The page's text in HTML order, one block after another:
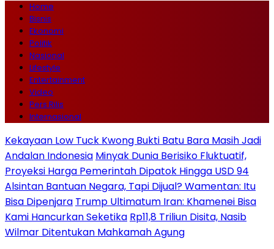
Home
Bisnis
Ekonomi
Politik
Nasional
Lifestyle
Entertainment
Video
Pers Rilis
Internasional
Kekayaan Low Tuck Kwong Bukti Batu Bara Masih Jadi
Andalan Indonesia Minyak Dunia Berisiko Fluktuatif,
Proyeksi Harga Pemerintah Dipatok Hingga USD 94
Alsintan Bantuan Negara, Tapi Dijual? Wamentan: Itu
Bisa Dipenjara Trump Ultimatum Iran: Khamenei Bisa
Kami Hancurkan Seketika Rp11,8 Triliun Disita, Nasib
Wilmar Ditentukan Mahkamah Agung